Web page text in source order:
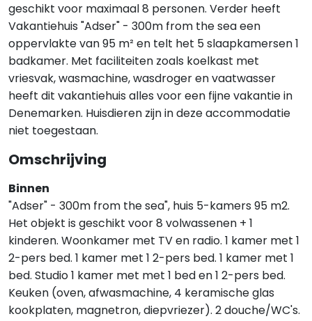
geschikt voor maximaal 8 personen. Verder heeft
Vakantiehuis "Adser" - 300m from the sea een
oppervlakte van 95 m² en telt het 5 slaapkamersen 1
badkamer. Met faciliteiten zoals koelkast met
vriesvak, wasmachine, wasdroger en vaatwasser
heeft dit vakantiehuis alles voor een fijne vakantie in
Denemarken. Huisdieren zijn in deze accommodatie
niet toegestaan.
Omschrijving
Binnen
"Adser" - 300m from the sea", huis 5-kamers 95 m2.
Het objekt is geschikt voor 8 volwassenen + 1
kinderen. Woonkamer met TV en radio. 1 kamer met 1
2-pers bed. 1 kamer met 1 2-pers bed. 1 kamer met 1
bed. Studio 1 kamer met met 1 bed en 1 2-pers bed.
Keuken (oven, afwasmachine, 4 keramische glas
kookplaten, magnetron, diepvriezer). 2 douche/WC's.